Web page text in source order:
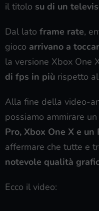
il titolo su di un
Dal lato frame rate,
gioco arrivano a
la versione Xbox One
di fps in più rispetto
Alla fine della video-
possiamo ammirare un
Pro, Xbox One X e
affermare che tutte e
notevole qualità
Ecco il video: